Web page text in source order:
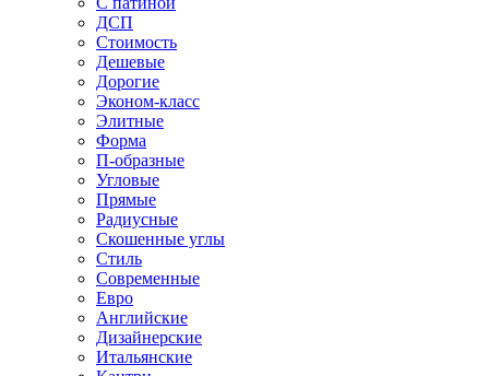
ДСП
Стоимость
Дешевые
Дорогие
Эконом-класс
Элитные
Форма
П-образные
Угловые
Прямые
Радиусные
Скошенные углы
Стиль
Современные
Евро
Английские
Дизайнерские
Итальянские